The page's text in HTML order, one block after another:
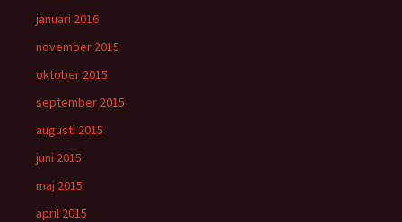
januari 2016
november 2015
oktober 2015
september 2015
augusti 2015
juni 2015
maj 2015
april 2015